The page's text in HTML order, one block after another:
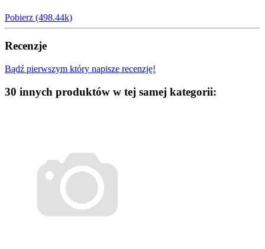
Pobierz (498.44k)
Recenzje
Bądź pierwszym który napisze recenzję!
30 innych produktów w tej samej kategorii: